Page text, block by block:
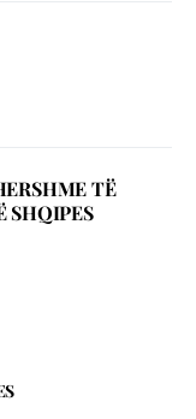
TË
SHQIPES